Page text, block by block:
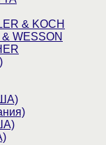
& KOCH
WESSON